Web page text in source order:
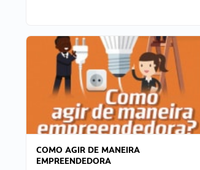
COMO AGIR DE MANEIRA
EMPREENDEDORA